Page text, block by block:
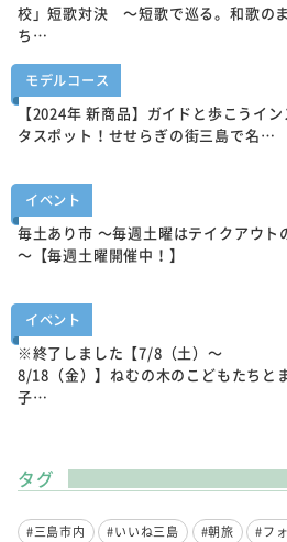
校」短歌対決 ～短歌で巡る。和歌のま
ち…
モデルコース
【2024年 新商品】ガイドと歩こうイン
タスポット！せせらぎの街三島で名…
イベント
毎土あり市 ～毎週土曜はテイクアウト
～【毎週土曜開催中！】
イベント
※終了しました【7/8（土）～
8/18（金）】ねむの木のこどもたちと
子…
タグ
#三島市内 #いいね三島 #朝旅 #フ